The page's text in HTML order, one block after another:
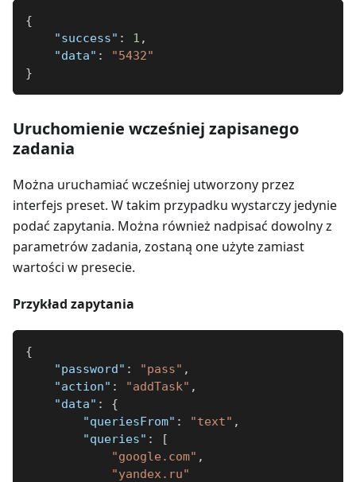
{
"success" : 1 ,
"data" :
"5432"
}
Uruchomienie wcześniej zapisanego
zadania
Można uruchamiać wcześniej utworzony przez
interfejs preset. W takim przypadku wystarczy jedynie
podać zapytania. Można również nadpisać dowolny z
parametrów zadania, zostaną one użyte zamiast
wartości w presecie.
Przykład zapytania
{
"password" : "pass" ,
"action" : "addTask" ,
"data" :
{
"queriesFrom" : "text" ,
"queries" :
[
"google.com" ,
"yandex.ru"